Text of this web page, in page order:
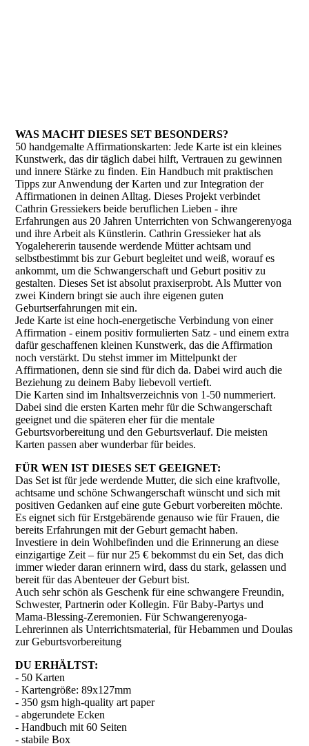
WAS MACHT DIESES SET BESONDERS?
50 handgemalte Affirmationskarten: Jede Karte ist ein kleines
Kunstwerk, das dir täglich dabei hilft, Vertrauen zu gewinnen
und innere Stärke zu finden. Ein Handbuch mit praktischen
Tipps zur Anwendung der Karten und zur Integration der
Affirmationen in deinen Alltag. Dieses Projekt verbindet
Cathrin Gressiekers beide beruflichen Lieben - ihre
Erfahrungen aus 20 Jahren Unterrichten von Schwangerenyoga
und ihre Arbeit als Künstlerin. Cathrin Gressieker hat als
Yogalehererin tausende werdende Mütter achtsam und
selbstbestimmt bis zur Geburt begleitet und weiß, worauf es
ankommt, um die Schwangerschaft und Geburt positiv zu
gestalten. Dieses Set ist absolut praxiserprobt. Als Mutter von
zwei Kindern bringt sie auch ihre eigenen guten
Geburtserfahrungen mit ein.
Jede Karte ist eine hoch-energetische Verbindung von einer
Affirmation - einem positiv formulierten Satz - und einem extra
dafür geschaffenen kleinen Kunstwerk, das die Affirmation
noch verstärkt. Du stehst immer im Mittelpunkt der
Affirmationen, denn sie sind für dich da. Dabei wird auch die
Beziehung zu deinem Baby liebevoll vertieft.
Die Karten sind im Inhaltsverzeichnis von 1-50 nummeriert.
Dabei sind die ersten Karten mehr für die Schwangerschaft
geeignet und die späteren eher für die mentale
Geburtsvorbereitung und den Geburtsverlauf. Die meisten
Karten passen aber wunderbar für beides.
FÜR WEN IST DIESES SET GEEIGNET:
Das Set ist für jede werdende Mutter, die sich eine kraftvolle,
achtsame und schöne Schwangerschaft wünscht und sich mit
positiven Gedanken auf eine gute Geburt vorbereiten möchte.
Es eignet sich für Erstgebärende genauso wie für Frauen, die
bereits Erfahrungen mit der Geburt gemacht haben.
Investiere in dein Wohlbefinden und die Erinnerung an diese
einzigartige Zeit – für nur 25 € bekommst du ein Set, das dich
immer wieder daran erinnern wird, dass du stark, gelassen und
bereit für das Abenteuer der Geburt bist.
Auch sehr schön als Geschenk für eine schwangere Freundin,
Schwester, Partnerin oder Kollegin. Für Baby-Partys und
Mama-Blessing-Zeremonien. Für Schwangerenyoga-
Lehrerinnen als Unterrichtsmaterial, für Hebammen und Doulas
zur Geburtsvorbereitung
DU ERHÄLTST:
- 50 Karten
- Kartengröße: 89x127mm
- 350 gsm high-quality art paper
- abgerundete Ecken
- Handbuch mit 60 Seiten
- stabile Box